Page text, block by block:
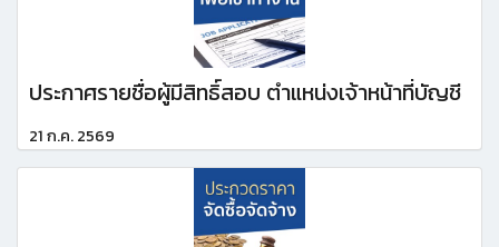
ประกาศรายชื่อผู้มีสิทธิ์สอบ ตำแหน่งเจ้าหน้าที่บัญชี
21 ก.ค. 2569